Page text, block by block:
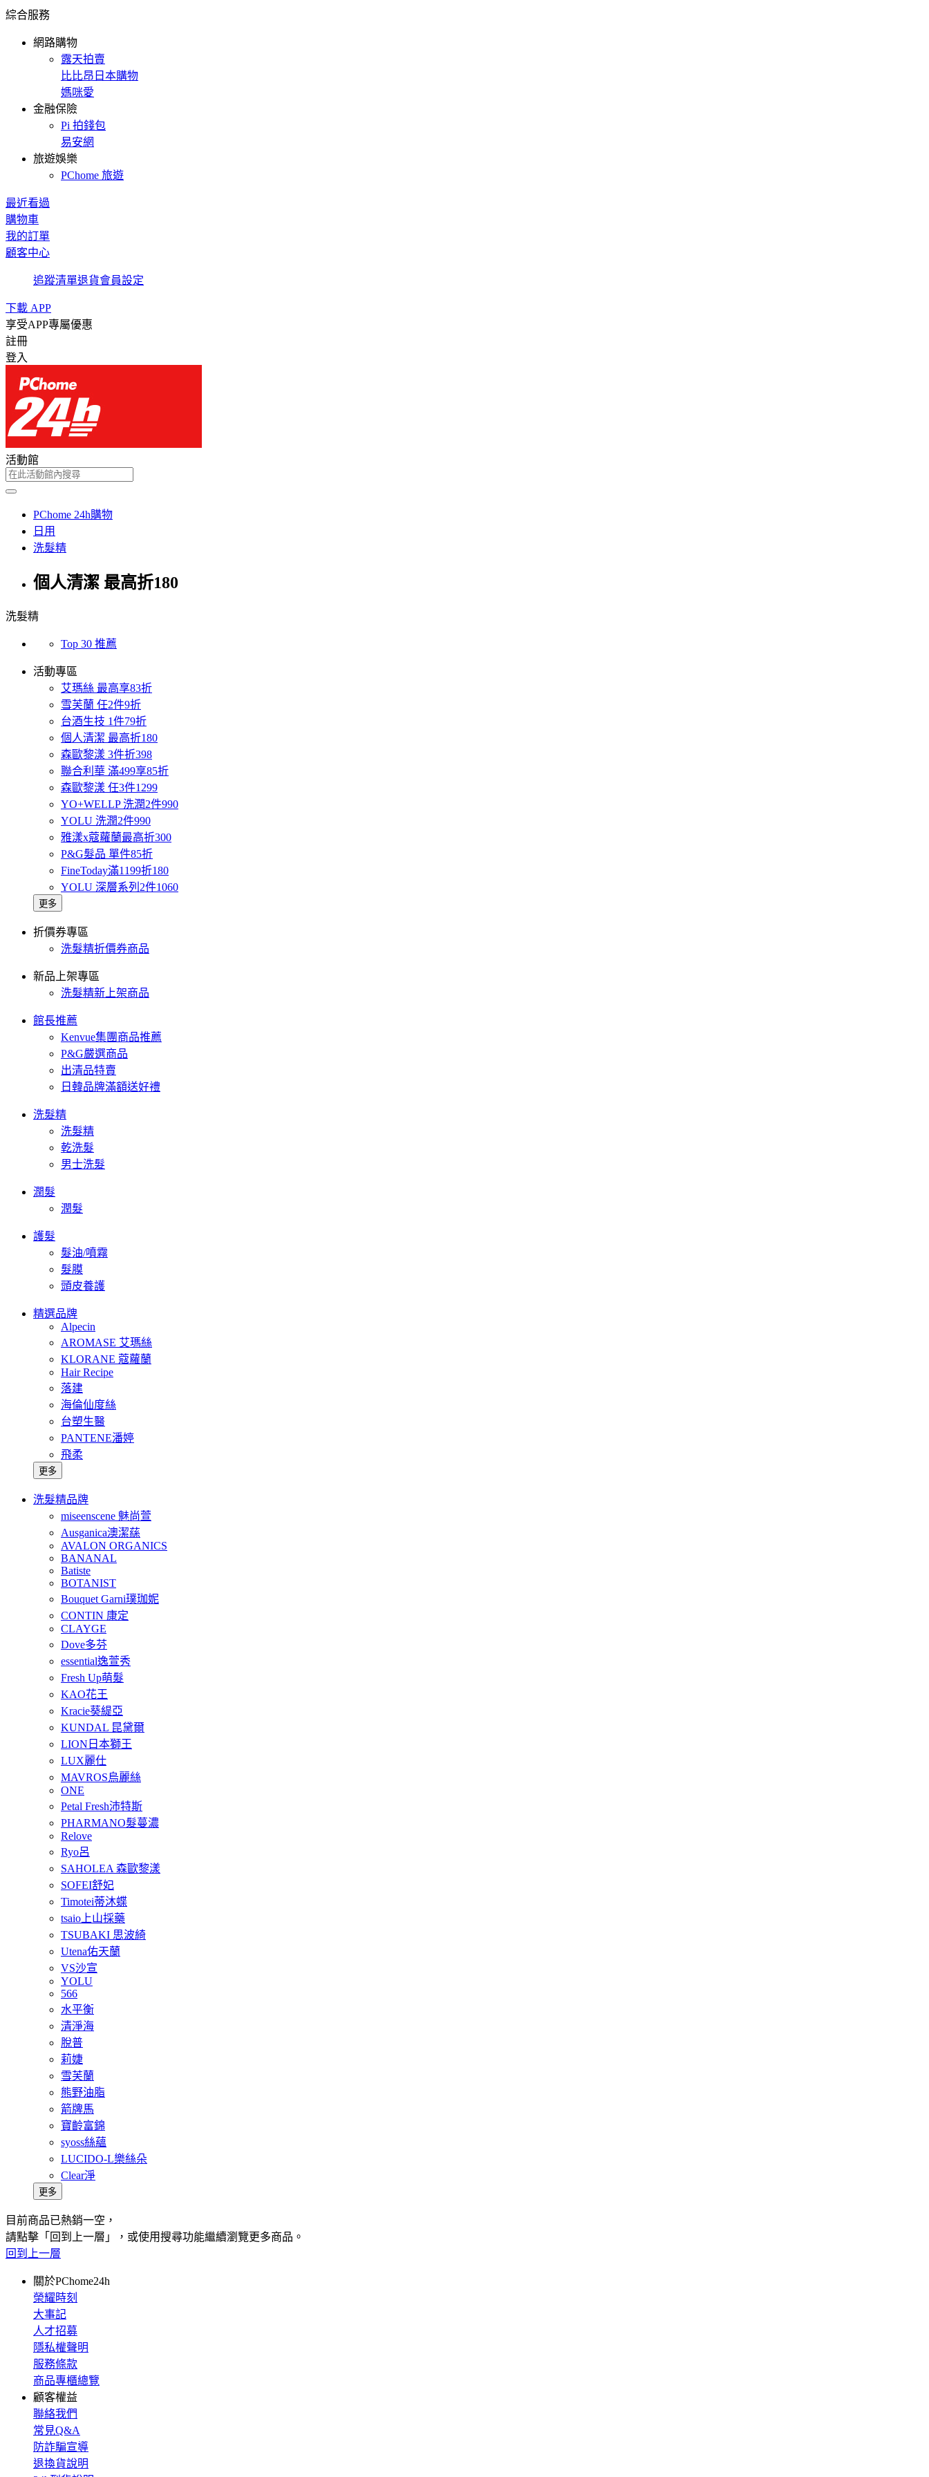
綜合服務
網路購物
露天拍賣
比比昂日本購物
媽咪愛
金融保險
Pi 拍錢包
易安網
旅遊娛樂
PChome 旅遊
最近看過
購物車
我的訂單
顧客中心
追蹤清單退貨會員設定
下載 APP
享受APP專屬優惠
註冊
登入
活動館
PChome 24h購物
日用
洗髮精
個人清潔 最高折180
洗髮精
Top 30 推薦
活動專區
艾瑪絲 最高享83折
雪芙蘭 任2件9折
台酒生技 1件79折
個人清潔 最高折180
森歐黎漾 3件折398
聯合利華 滿499享85折
森歐黎漾 任3件1299
YO+WELLP 洗潤2件990
YOLU 洗潤2件990
雅漾x蔻蘿蘭最高折300
P&G髮品 單件85折
FineToday滿1199折180
YOLU 深層系列2件1060
更多
折價券專區
洗髮精折價券商品
新品上架專區
洗髮精新上架商品
館長推薦
Kenvue集團商品推薦
P&G嚴選商品
出清品特賣
日韓品牌滿額送好禮
洗髮精
洗髮精
乾洗髮
男士洗髮
潤髮
潤髮
護髮
髮油/噴霧
髮膜
頭皮養護
精選品牌
Alpecin
AROMASE 艾瑪絲
KLORANE 蔻蘿蘭
Hair Recipe
落建
海倫仙度絲
台塑生醫
PANTENE潘婷
飛柔
更多
洗髮精品牌
miseenscene 魅尚萱
Ausganica澳潔蕬
AVALON ORGANICS
BANANAL
Batiste
BOTANIST
Bouquet Garni璞珈妮
CONTIN 康定
CLAYGE
Dove多芬
essential逸萱秀
Fresh Up萌髮
KAO花王
Kracie葵緹亞
KUNDAL 昆黛爾
LION日本獅王
LUX麗仕
MAVROS烏麗絲
ONE
Petal Fresh沛特斯
PHARMANO髮蔓濃
Relove
Ryo呂
SAHOLEA 森歐黎漾
SOFEI舒妃
Timotei蒂沐蝶
tsaio上山採藥
TSUBAKI 思波綺
Utena佑天蘭
VS沙宣
YOLU
566
水平衡
清淨海
脫普
莉婕
雪芙蘭
熊野油脂
箭牌馬
寶齡富錦
syoss絲蘊
LUCIDO-L樂絲朵
Clear淨
更多
目前商品已熱銷一空，
請點擊「回到上一層」，或使用搜尋功能繼續瀏覽更多商品。
回到上一層
關於PChome24h
榮耀時刻
大事記
人才招募
隱私權聲明
服務條款
商品專櫃總覽
顧客權益
聯絡我們
常見Q&A
防詐騙宣導
退換貨說明